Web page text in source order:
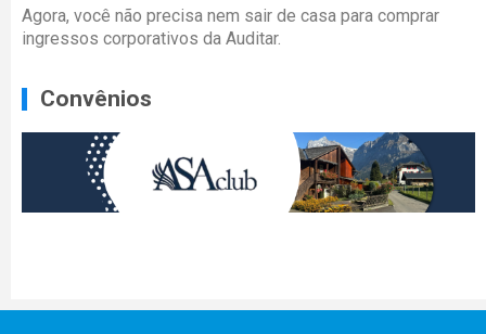
Agora, você não precisa nem sair de casa para comprar
ingressos corporativos da Auditar.
Convênios